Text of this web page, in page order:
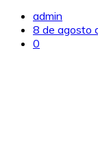
admin
8 de agosto
0